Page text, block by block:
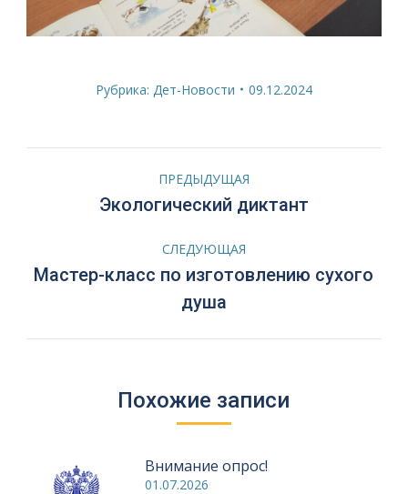
Рубрика: Дет-Новости 09.12.2024
НавигацияПРЕДЫДУЩАЯ
Предыдущая
Экологический диктант
СЛЕДУЮЩАЯ
Следующая
запись:
Мастер-класс по изготовлению сухого
душа
Похожие записи
Внимание опрос!
01.07.2026